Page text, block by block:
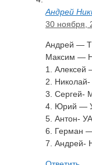
Андрей
30 ноября,
Андрей —
Максим —
1. Алексей
2.
3. Сергей-
4. Юрий —
5. Антон-
6. Герман
7. Андрей-